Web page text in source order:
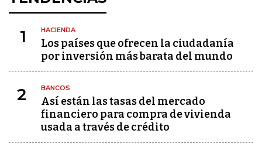
1 HACIENDA
Los países que ofrecen la ciudadanía
por inversión más barata del mundo
2 BANCOS
Así están las tasas del mercado
financiero para compra de vivienda
usada a través de crédito